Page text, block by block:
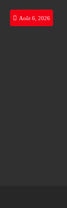
Août 6, 2026